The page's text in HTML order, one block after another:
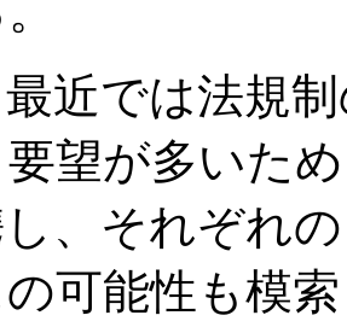
近では法規
望が多いた
、それぞれ
可能性も模